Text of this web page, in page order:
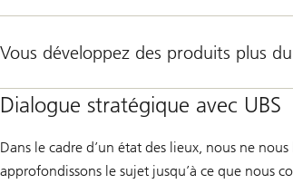
Vous développez des produits plus
Dialogue stratégique avec UBS
Dans le cadre d’un état des lieux, nous ne
approfondissons le sujet jusqu’à ce que nous